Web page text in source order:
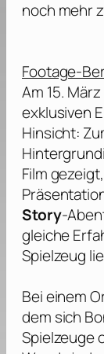
noch mehr
Footage-
Am 15.
exklusiven
Hinsicht:
Film
Story-
gleiche
Spielzeug
Bei einem
dem sich
Spielzeuge